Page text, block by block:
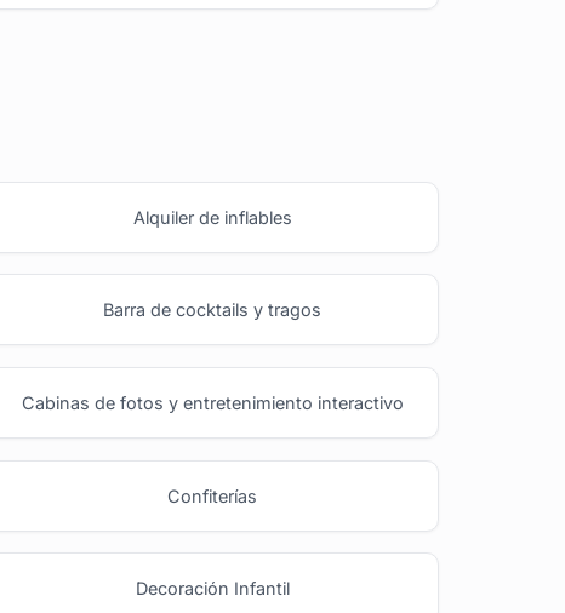
Alquiler de inflables
Barra de cocktails y tragos
Cabinas de fotos y entretenimiento interactivo
Confiterías
Decoración Infantil